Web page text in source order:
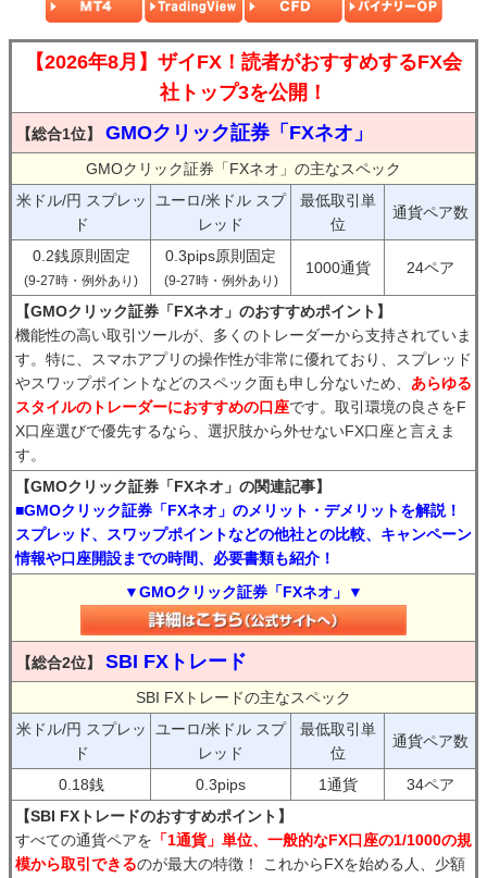
【2026年8月】ザイFX！読者がおすすめするFX会
社トップ3を公開！
【総合1位】 GMOクリック証券「FXネオ」
GMOクリック証券「FXネオ」の主なスペック
米ドル/円 スプレッ
ド
ユーロ/米ドル スプ
レッド
最低取引単
位
通貨ペア数
0.2銭原則固定
(9-27時・例外あり)
0.3pips原則固定
(9-27時・例外あり)
1000通貨 24ペア
【GMOクリック証券「FXネオ」のおすすめポイント】
機能性の高い取引ツールが、多くのトレーダーから支持されていま
す。特に、スマホアプリの操作性が非常に優れており、スプレッド
やスワップポイントなどのスペック面も申し分ないため、 あらゆる
スタイルのトレーダーにおすすめの口座です。取引環境の良さをF
X口座選びで優先するなら、選択肢から外せないFX口座と言えま
す。
【GMOクリック証券「FXネオ」の関連記事】
■GMOクリック証券「FXネオ」のメリット・デメリットを解説！
スプレッド、スワップポイントなどの他社との比較、キャンペーン
情報や口座開設までの時間、必要書類も紹介！
▼GMOクリック証券「FXネオ」▼
【総合2位】 SBI FXトレード
SBI FXトレードの主なスペック
米ドル/円 スプレッ
ド
ユーロ/米ドル スプ
レッド
最低取引単
位
通貨ペア数
0.18銭 0.3pips 1通貨
34ペア
【SBI FXトレードのおすすめポイント】
すべての通貨ペアを 「1通貨」単位、一般的なFX口座の1/1000の規
模から取引できるのが最大の特徴！ これからFXを始める人、少額